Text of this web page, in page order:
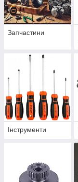
Запчастини
Інструменти